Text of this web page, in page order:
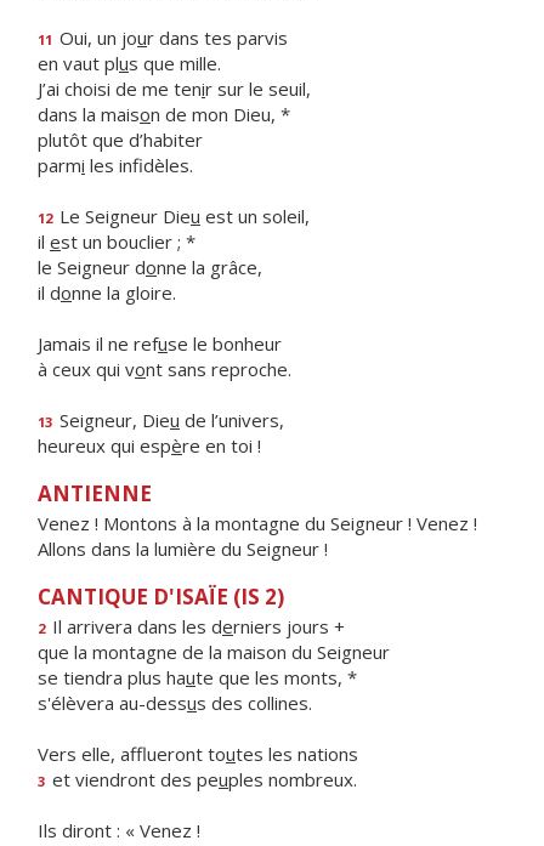
11 Oui, un jour dans tes parvis
en vaut plus que mille.
J’ai choisi de me tenir sur le seuil,
dans la maison de mon Dieu, *
plutôt que d’habiter
parmi les infidèles.
12 Le Seigneur Dieu est un soleil,
il est un bouclier ; *
le Seigneur donne la grâce,
il donne la gloire.
Jamais il ne refuse le bonheur
à ceux qui vont sans reproche.
13 Seigneur, Dieu de l’univers,
heureux qui espère en toi !
ANTIENNE
Venez ! Montons à la montagne du Seigneur ! Venez !
Allons dans la lumière du Seigneur !
CANTIQUE D'ISAÏE (IS 2)
2 Il arrivera dans les derniers jours +
que la montagne de la maison du Seigneur
se tiendra plus haute que les monts, *
s'élèvera au-dessus des collines.
Vers elle, afflueront toutes les nations
3 et viendront des peuples nombreux.
Ils diront : « Venez !